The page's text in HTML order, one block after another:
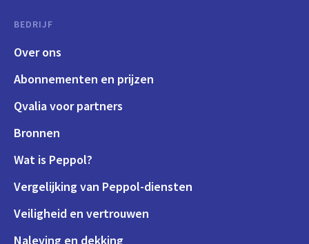
BEDRIJF
Over ons
Abonnementen en prijzen
Qvalia voor partners
Bronnen
Wat is Peppol?
Vergelijking van Peppol-diensten
Veiligheid en vertrouwen
Naleving en dekking